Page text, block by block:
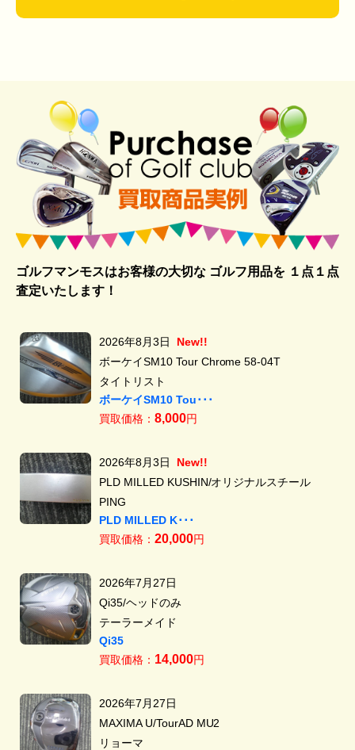
ゴルフマンモスはお客様の大切な ゴルフ用品を１点１点
査定いたします！
2026年8月3日
New!!
ボーケイSM10 Tour Chrome 58-04T
タイトリスト
ボーケイSM10 Tou･･･
買取価格： 8,000円
2026年8月3日
New!!
PLD MILLED KUSHIN/オリジナルスチール
PING
PLD MILLED K･･･
買取価格： 20,000円
2026年7月27日
Qi35/ヘッドのみ
テーラーメイド
Qi35
買取価格： 14,000円
2026年7月27日
MAXIMA U/TourAD MU2
リョーマ